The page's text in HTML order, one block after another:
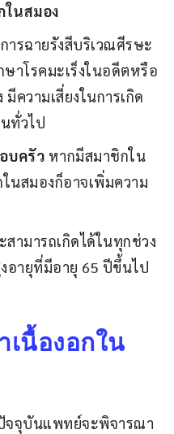
ในสมอง
ารฉายรังสีบริเวณศีรษะ
าโรคมะเร็งในอดีตหรือ
ความเสี่ยงในการเกิด
ทั่วไป
บครัว หากมีสมาชิกใน
นสมองก็อาจเพิ่มความ
ามารถเกิดได้ในทุกช่วง
ายุที่มีอายุ 65 ปีขึ้นไป
เนื้องอกใน
จจุบันแพทย์จะพิจารณา